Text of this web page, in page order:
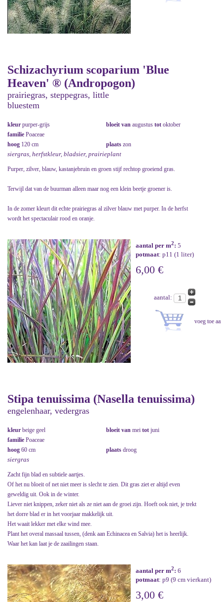
Schizachyrium scoparium 'Blue
Heaven' ® (Andropogon)
prairiegras, steppegras, little
bluestem
kleur purper-grijs bloeit van augustus tot oktober
familie Poaceae
hoog 120 cm plaats zon
siergras, herfstkleur, bladsier, prairieplant
Purper, zilver, blauw, kastanjebruin en groen stijf rechtop groeiend gras.
Terwijl dat van de buurman alleen maar nog een klein beetje groener is.
In de zomer kleurt dit echte prairiegras al zilver blauw met purper. In de herfst
wordt het spectaculair rood en oranje.
aantal per m2: 5
potmaat: p11 (1 liter)
6,00 €
aantal:
Stipa tenuissima (Nasella tenuissima)
engelenhaar, vedergras
kleur beige geel bloeit van mei tot juni
familie Poaceae
hoog 60 cm plaats droog
siergras
Zacht fijn blad en subtiele aartjes.
Of het nu bloeit of net niet meer is slecht te zien. Dit gras ziet er altijd even
geweldig uit. Ook in de winter.
Liever niet knippen, zeker niet als ze niet aan de groei zijn. Hoeft ook niet, je trekt
het dorre blad er in het voorjaar makkelijk uit.
Het waait lekker met elke wind mee.
Plant het overal massaal tussen, (denk aan Echinacea en Salvia) het is heerlijk.
Waar het kan laat je de zaailingen staan.
aantal per m2: 6
potmaat: p9 (9 cm vierkant)
3,00 €